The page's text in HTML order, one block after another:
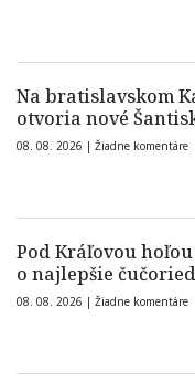
Na bratislavskom
otvoria nové
08. 08. 2026 | Žiadne komentáre
Pod Kráľovou
o najlepšie
08. 08. 2026 | Žiadne komentáre